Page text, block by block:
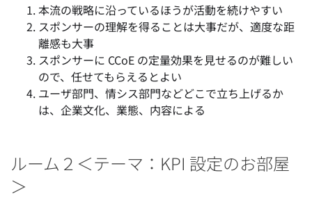
本流の戦略に沿っているほうが活動を続けやすい
スポンサーの理解を得ることは大事だが、適度な距
離感も大事
スポンサーに CCoE の定量効果を見せるのが難しい
ので、任せてもらえるとよい
ユーザ部門、情シス部門などどこで立ち上げるか
は、企業文化、業態、内容による
ルーム２＜テーマ：KPI 設定のお部屋
＞